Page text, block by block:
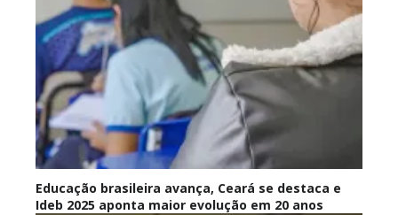
Educação brasileira avança, Ceará se destaca e
Ideb 2025 aponta maior evolução em 20 anos